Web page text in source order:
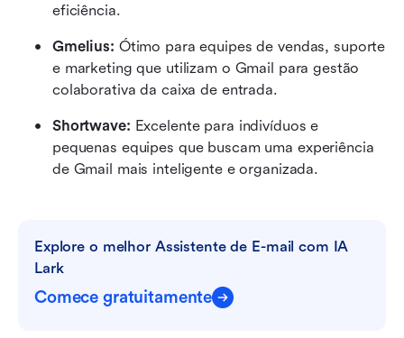
eficiência.
Gmelius: Ótimo para equipes de vendas, suporte
e marketing que utilizam o Gmail para gestão
colaborativa da caixa de entrada.
Shortwave: Excelente para indivíduos e
pequenas equipes que buscam uma experiência
de Gmail mais inteligente e organizada.
Explore o melhor Assistente de E-mail com IA
Lark
Comece gratuitamente